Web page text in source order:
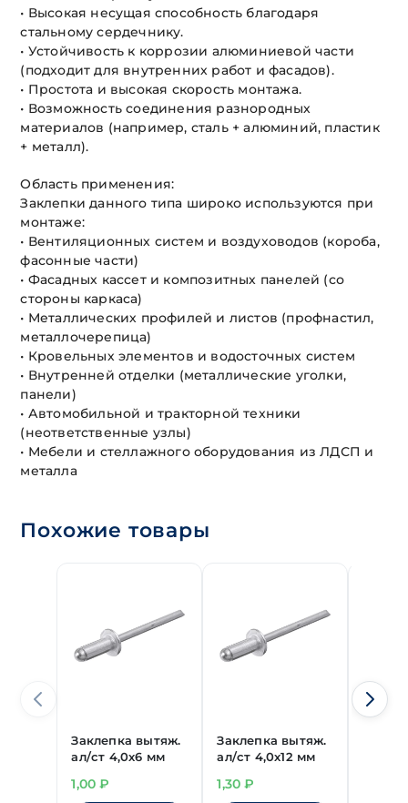
• Высокая несущая способность благодаря
стальному сердечнику.
• Устойчивость к коррозии алюминиевой части
(подходит для внутренних работ и фасадов).
• Простота и высокая скорость монтажа.
• Возможность соединения разнородных
материалов (например, сталь + алюминий, пластик
+ металл).
Область применения:
Заклепки данного типа широко используются при
монтаже:
• Вентиляционных систем и воздуховодов (короба,
фасонные части)
• Фасадных кассет и композитных панелей (со
стороны каркаса)
• Металлических профилей и листов (профнастил,
металлочерепица)
• Кровельных элементов и водосточных систем
• Внутренней отделки (металлические уголки,
панели)
• Автомобильной и тракторной техники
(неответственные узлы)
• Мебели и стеллажного оборудования из ЛДСП и
металла
Похожие товары
Заклепка вытяж.
ал/ст 4,0х6 мм
1,00₽
Заклепка вытяж.
ал/ст 4,0х12 мм
1,30₽